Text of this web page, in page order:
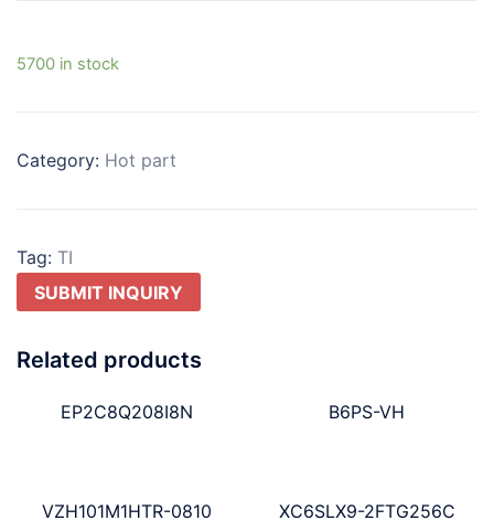
5700 in stock
Category: Hot part
Tag: TI
SUBMIT INQUIRY
Related products
EP2C8Q208I8N B6PS-VH
VZH101M1HTR-0810 XC6SLX9-2FTG256C